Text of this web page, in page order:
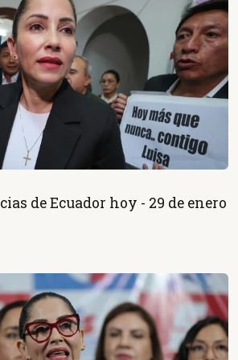
de Ecuador hoy - 29 de enero